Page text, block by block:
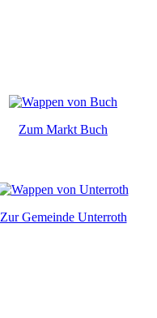
Zum Markt Buch
Zur Gemeinde Unterroth